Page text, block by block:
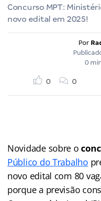
Concurso MPT:
novo edital em 2025!
Por
0
0 0
Novidade sobre o
Público do Trabalho
novo edital com 80
porque a previsão